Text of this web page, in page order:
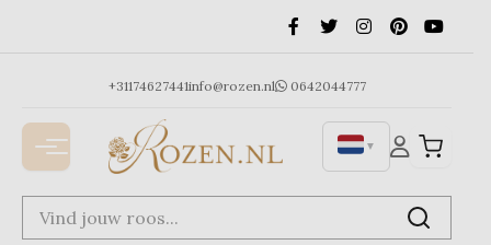
+31174627441info@rozen.nl 0642044777
▼